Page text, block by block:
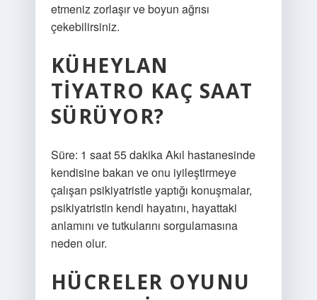
etmeniz zorlaşır ve boyun ağrısı
çekebilirsiniz.
KÜHEYLAN
TIYATRO KAÇ SAAT
SÜRÜYOR?
Süre: 1 saat 55 dakika Akıl hastanesinde
kendisine bakan ve onu iyileştirmeye
çalışan psikiyatristle yaptığı konuşmalar,
psikiyatristin kendi hayatını, hayattaki
anlamını ve tutkularını sorgulamasına
neden olur.
HÜCRELER OYUNU